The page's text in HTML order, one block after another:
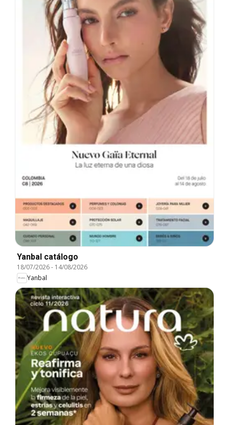
Yanbal catálogo
18/07/2026- 14/08/2026
Yanbal